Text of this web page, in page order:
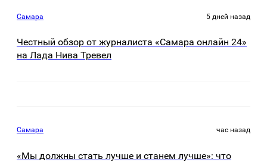
Самара 5 дней назад
Честный обзор от журналиста «Самара онлайн 24»
на Лада Нива Тревел
Самара час назад
«Мы должны стать лучше и станем лучше»: что